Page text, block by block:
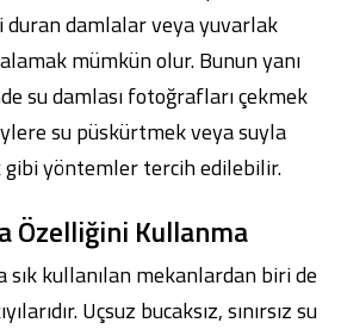
damlalar veya yuvarlak
mümkün olur. Bunun yanı
su damlası fotoğrafları çekmek
su püskürtmek veya suyla
yöntemler tercih edilebilir.
Özelliğini Kullanma
sık kullanılan mekanlardan biri de
Uçsuz bucaksız, sınırsız su